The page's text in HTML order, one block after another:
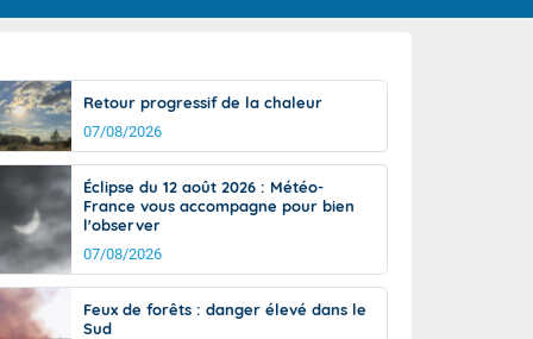
de
Phénomènes dangereux de J+2 à J+7
Avertissement pluies intenses à l'échelle
des communes (Apic)
Bulletins Marine
Bulletins d'estimation du risque
d'avalanche
Météo des forêts
Vigicrues
Retour progressif de la chaleur
07/08/2026
Éclipse du 12 août 2026 : Météo-
France vous accompagne pour bien
l'observer
07/08/2026
Feux de forêts : danger élevé dans le
Sud